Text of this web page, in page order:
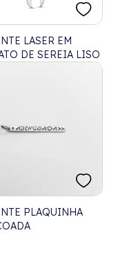
LASER EM
DE SEREIA LISO
PLAQUINHA